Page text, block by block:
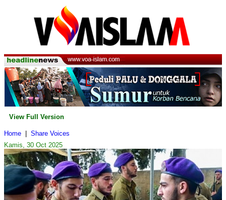
View Full Version
Home
Share Voices
Kamis, 30 Oct 2025